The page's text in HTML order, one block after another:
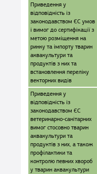
Приведення у
відповідність із
законодавством ЄС умов
і вимог до сертифікації з
метою розміщення на
ринку та імпорту тварин
аквакультури та
продуктів з них та
встановлення переліку
векторних видів
Приведення у
відповідність із
законодавством ЄС
ветеринарно-санітарних
вимог стосовно тварин
аквакультури та
продуктів з них, а також
профілактики та
контролю певних хвороб
у тварин аквакультури